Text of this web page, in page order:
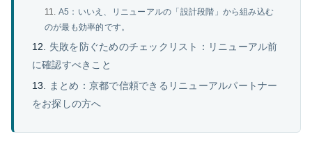
A5：いいえ、リニューアルの「設計段階」から組み込む
のが最も効率的です。
失敗を防ぐためのチェックリスト：リニューアル前
に確認すべきこと
まとめ：京都で信頼できるリニューアルパートナー
をお探しの方へ